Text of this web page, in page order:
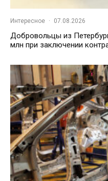
Интересное · 07.08.2026
Добровольцы из
млн при заключении